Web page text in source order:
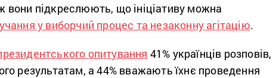
вони підкреслюють, що ініціативу можна
у виборчий процес та незаконну агітацію.
опитування 41% українців розповів,
результатам, а 44% вважають їхнє проведення